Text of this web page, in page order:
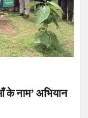
के नाम’ अभियान